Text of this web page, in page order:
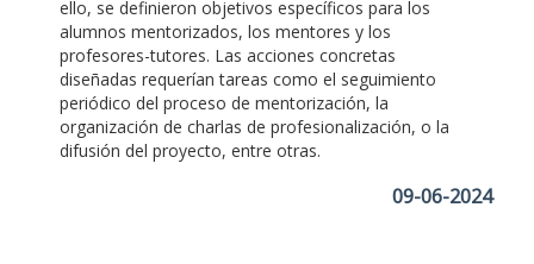
ello, se definieron objetivos específicos para los
alumnos mentorizados, los mentores y los
profesores-tutores. Las acciones concretas
diseñadas requerían tareas como el seguimiento
periódico del proceso de mentorización, la
organización de charlas de profesionalización, o la
difusión del proyecto, entre otras.
09-06-2024